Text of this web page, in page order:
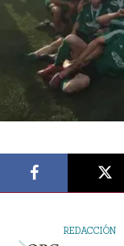
REDACCIÓN